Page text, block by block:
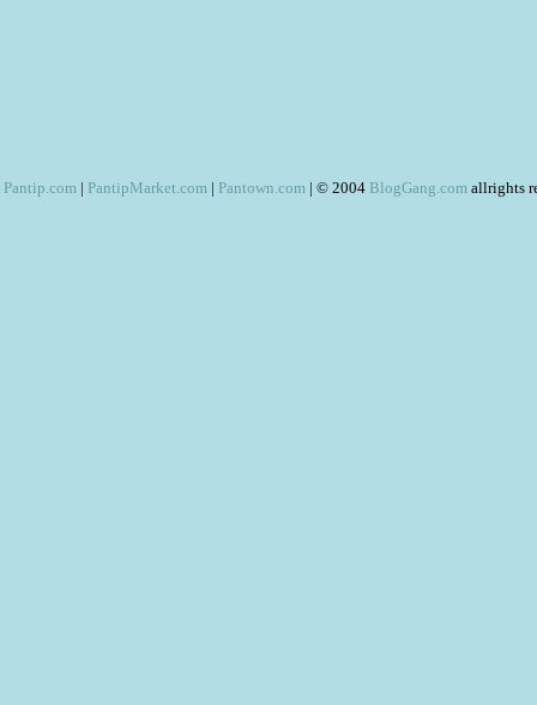
Pantip.com | PantipMarket.com | Pantown.com | © 2004 BlogGang.com allrights